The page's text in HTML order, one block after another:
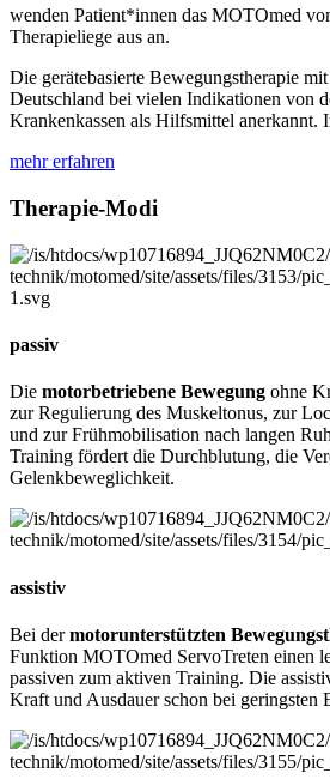
wenden Patient*innen das MOTOmed
Therapieliege aus an.
Die gerätebasierte Bewegungstherapie
Deutschland bei vielen Indikationen von
Krankenkassen als Hilfsmittel anerkannt.
mehr erfahren
Therapie-Modi
passiv
Die motorbetriebene Bewegung ohne
zur Regulierung des Muskeltonus, zur
und zur Frühmobilisation nach langen
Training fördert die Durchblutung, die
Gelenkbeweglichkeit.
assistiv
Bei dermotorunterstützten
Funktion MOTOmed ServoTreten einen
passiven zum aktiven Training. Die
Kraft und Ausdauer schon bei geringsten